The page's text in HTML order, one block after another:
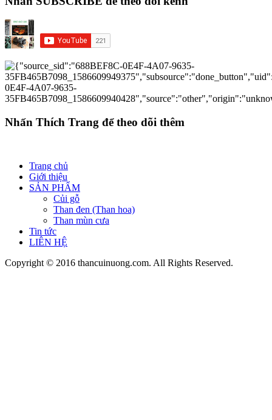
Nhấn Thích Trang để theo dõi thêm
Trang chủ
Giới thiệu
SẢN PHẨM
Củi gỗ
Than đen (Than hoa)
Than mùn cưa
Tin tức
LIÊN HỆ
Copyright © 2016 thancuinuong.com. All Rights Reserved.